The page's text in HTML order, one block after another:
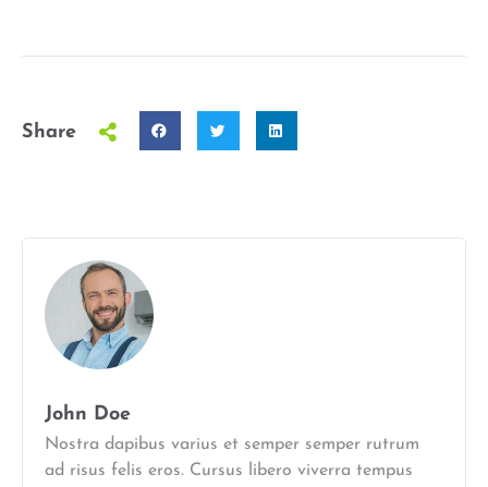
Share
John Doe
Nostra dapibus varius et semper semper rutrum
ad risus felis eros. Cursus libero viverra tempus